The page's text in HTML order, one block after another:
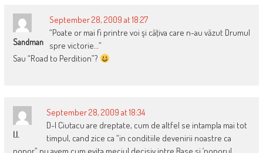
Sandman
September 28, 2009 at 18:27
“Poate or mai fi printre voi şi câţiva care n-au văzut Drumul
spre victorie…”
Sau “Road to Perdition”?
I.I.
September 28, 2009 at 18:34
D-l Ciutacu are dreptate, cum de altfel se intampla mai tot
timpul, cand zice ca “in conditiile devenirii noastre ca